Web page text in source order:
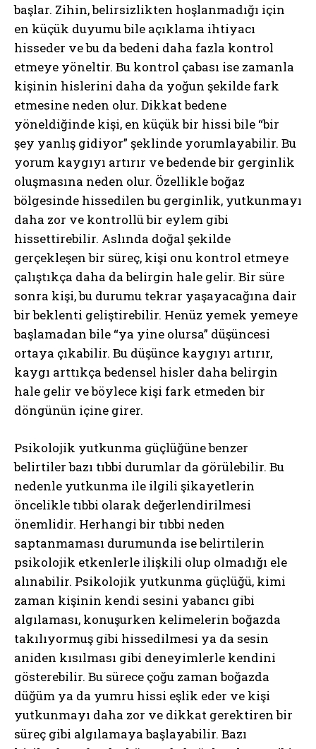
başlar. Zihin, belirsizlikten hoşlanmadığı için
en küçük duyumu bile açıklama ihtiyacı
hisseder ve bu da bedeni daha fazla kontrol
etmeye yöneltir. Bu kontrol çabası ise zamanla
kişinin hislerini daha da yoğun şekilde fark
etmesine neden olur. Dikkat bedene
yöneldiğinde kişi, en küçük bir hissi bile “bir
şey yanlış gidiyor” şeklinde yorumlayabilir. Bu
yorum kaygıyı artırır ve bedende bir gerginlik
oluşmasına neden olur. Özellikle boğaz
bölgesinde hissedilen bu gerginlik, yutkunmayı
daha zor ve kontrollü bir eylem gibi
hissettirebilir. Aslında doğal şekilde
gerçekleşen bir süreç, kişi onu kontrol etmeye
çalıştıkça daha da belirgin hale gelir. Bir süre
sonra kişi, bu durumu tekrar yaşayacağına dair
bir beklenti geliştirebilir. Henüz yemek yemeye
başlamadan bile “ya yine olursa” düşüncesi
ortaya çıkabilir. Bu düşünce kaygıyı artırır,
kaygı arttıkça bedensel hisler daha belirgin
hale gelir ve böylece kişi fark etmeden bir
döngünün içine girer.
Psikolojik yutkunma güçlüğüne benzer
belirtiler bazı tıbbi durumlar da görülebilir. Bu
nedenle yutkunma ile ilgili şikayetlerin
öncelikle tıbbi olarak değerlendirilmesi
önemlidir. Herhangi bir tıbbi neden
saptanmaması durumunda ise belirtilerin
psikolojik etkenlerle ilişkili olup olmadığı ele
alınabilir. Psikolojik yutkunma güçlüğü, kimi
zaman kişinin kendi sesini yabancı gibi
algılaması, konuşurken kelimelerin boğazda
takılıyormuş gibi hissedilmesi ya da sesin
aniden kısılması gibi deneyimlerle kendini
gösterebilir. Bu sürece çoğu zaman boğazda
düğüm ya da yumru hissi eşlik eder ve kişi
yutkunmayı daha zor ve dikkat gerektiren bir
süreç gibi algılamaya başlayabilir. Bazı